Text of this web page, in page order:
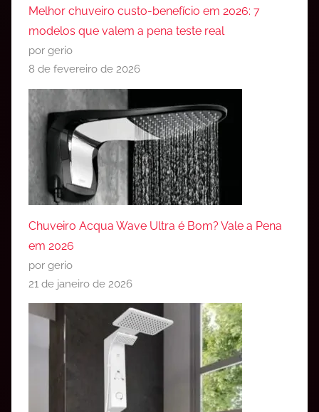
Melhor chuveiro custo-benefício em 2026: 7
modelos que valem a pena teste real
por gerio
8 de fevereiro de 2026
Chuveiro Acqua Wave Ultra é Bom? Vale a Pena
em 2026
por gerio
21 de janeiro de 2026